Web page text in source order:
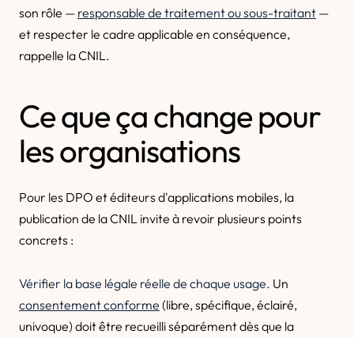
son rôle — responsable de traitement ou sous-traitant —
et respecter le cadre applicable en conséquence,
rappelle la CNIL.
Ce que ça change pour
les organisations
Pour les DPO et éditeurs d'applications mobiles, la
publication de la CNIL invite à revoir plusieurs points
concrets :
Vérifier la base légale réelle de chaque usage. Un
consentement conforme (libre, spécifique, éclairé,
univoque) doit être recueilli séparément dès que la